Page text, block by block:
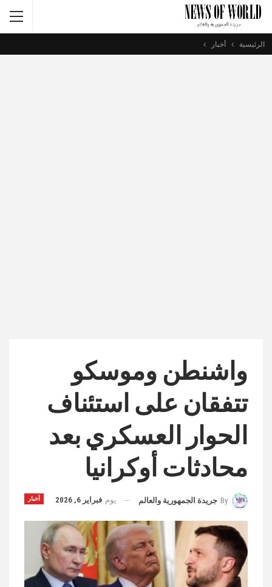
الرئيسية أخبار
واشنطن وموسكو
تتفقان على استئناف
الحوار العسكري بعد
محادثات أوكرانيا
أخبار By جريدة الجمهورية والعالم يوم فبراير 6, 2026